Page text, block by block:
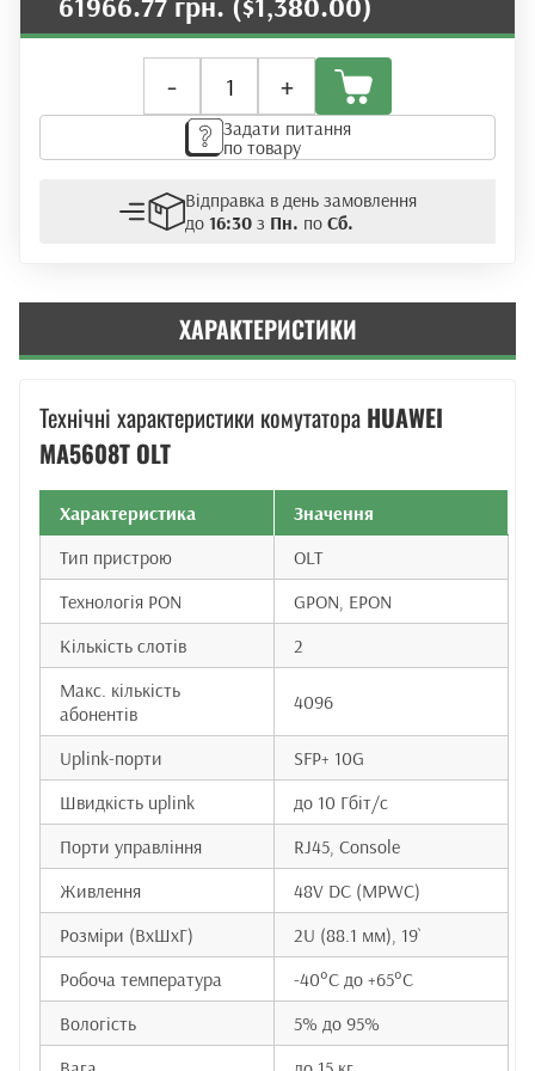
-
лінійний
термінал
OLT
Huawei
+
1MCUD1
кількість
+
Задати питання
по товару
Відправка в день замовлення
до 16:30з Пн. по Сб.
ХАРАКТЕРИСТИКИ
Технічні характеристики комутатора HUAWEI
MA5608T OLT
Характеристика
Значення
Тип пристрою
OLT
Технологія PON
GPON, EPON
Кількість слотів
2
Макс. кількість
абонентів
4096
Uplink-порти
SFP+ 10G
Швидкість uplink
до 10 Гбіт/с
Порти управління
RJ45, Console
Живлення
48V DC (MPWC)
Розміри (ВxШxГ)
2U (88.1 мм), 19`
Робоча температура
-40°C до +65°C
Вологість
5% до 95%